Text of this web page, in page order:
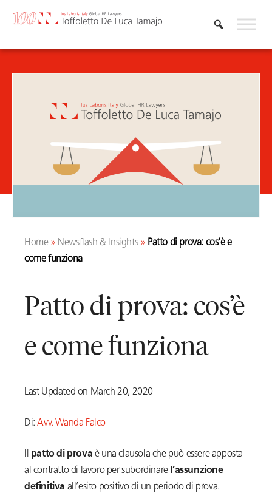
Home» Newsflash & Insights» Patto di prova: cos’è e
come funziona
Patto di prova: cos’è
e come funziona
Last Updated on March 20, 2020
Di:Avv. Wanda Falco
patto di prova è una clausola che può essere apposta
al contratto di lavoro per subordinare l’assunzione
definitiva all’esito positivo di un periodo di prova.